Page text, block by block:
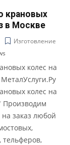
крановых
в Москве
Изготовление
колес на
колес на
Производим
заказ любой
тельферов,